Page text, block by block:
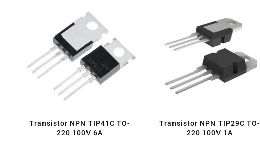
Transistor NPN TIP41C TO-
220 100V 6A
Transistor NPN TIP29C TO-
220 100V 1A